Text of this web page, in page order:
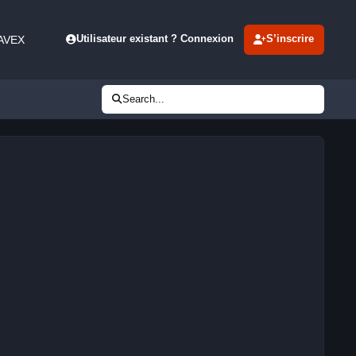
Utilisateur existant ? Connexion S’inscrire
Search...